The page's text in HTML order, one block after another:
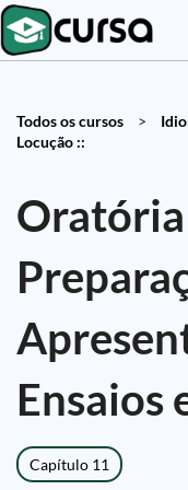
Todos os cursos >
Locução ::
Ensaios
Capítulo 11